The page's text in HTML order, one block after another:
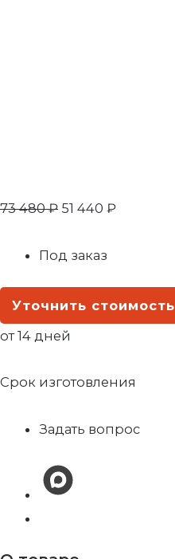
73 480₽ 51 440 ₽
Под заказ
Уточнить стоимость
от 14 дней
Срок изготовления
Задать вопрос